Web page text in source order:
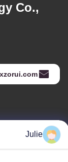
Co.,
العنوانJulie